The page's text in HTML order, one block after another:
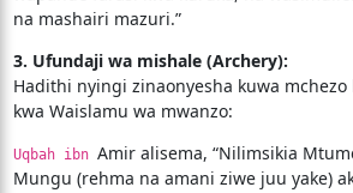
na mashairi mazuri.”
3. Ufundaji wa mishale (Archery):
Hadithi nyingi zinaonyesha kuwa
kwa Waislamu wa mwanzo:
Uqbah ibn Amir alisema, “Nilimsikia
Mungu (rehma na amani ziwe juu yake)